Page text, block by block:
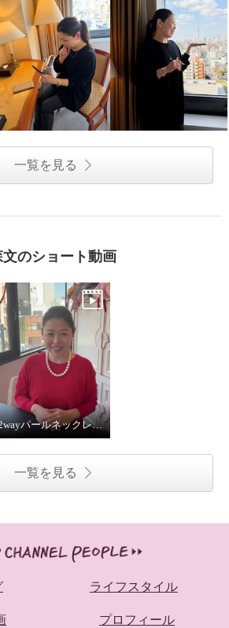
一覧を見る
文のショート動画
2wayパールネックレス着用してみました
一覧を見る
ライフスタイル
プロフィール